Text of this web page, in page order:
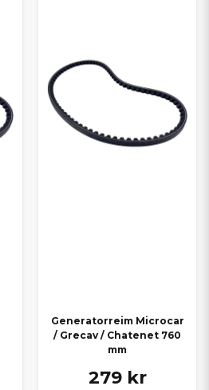
Generatorreim Microcar
/ Grecav / Chatenet 760
mm
279 kr